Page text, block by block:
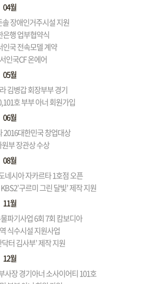
04월
장애인거주시설 지원
은행 업부협약식
인국 전속모델 계약
인국CF 온에어
05월
김병갑 회장부부 경기
호 부부 아너 회원가입
06월
2016대한민국 창업대상
부 장관상 수상
08월
네시아 자카르타 1호점 오픈
구르미 그린 달빛’ 제작 지원
11월
파기사업 6회 7회 캄보디아
식수시설 지원사업
터 김사부’ 제작 지원
12월
사장 경기아너 소사이어티 101호